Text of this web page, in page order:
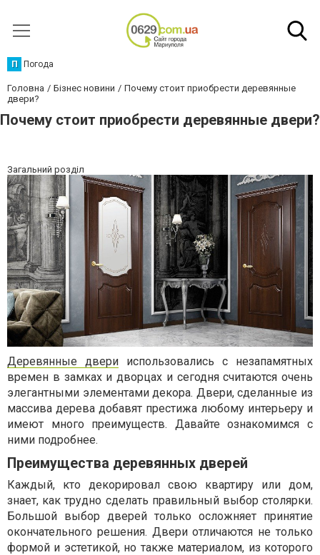
П Погода
Головна Бізнес новини
Почему стоит приобрести деревянные
двери?
Почему стоит приобрести деревянные двери?
Загальний розділ
Деревянные двери использовались с незапамятных
времен в замках и дворцах и сегодня считаются очень
элегантными элементами декора. Двери, сделанные из
массива дерева добавят престижа любому интерьеру и
имеют много преимуществ. Давайте ознакомимся с
ними подробнее.
Преимущества деревянных дверей
Каждый, кто декорировал свою квартиру или дом,
знает, как трудно сделать правильный выбор столярки.
Большой выбор дверей только осложняет принятие
окончательного решения. Двери отличаются не только
формой и эстетикой, но также материалом, из которого